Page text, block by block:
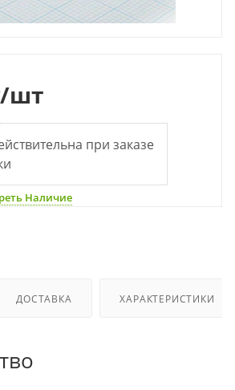
/шт
при заказе
Наличие
ДОСТАВКА ХАРАКТЕРИСТИКИ